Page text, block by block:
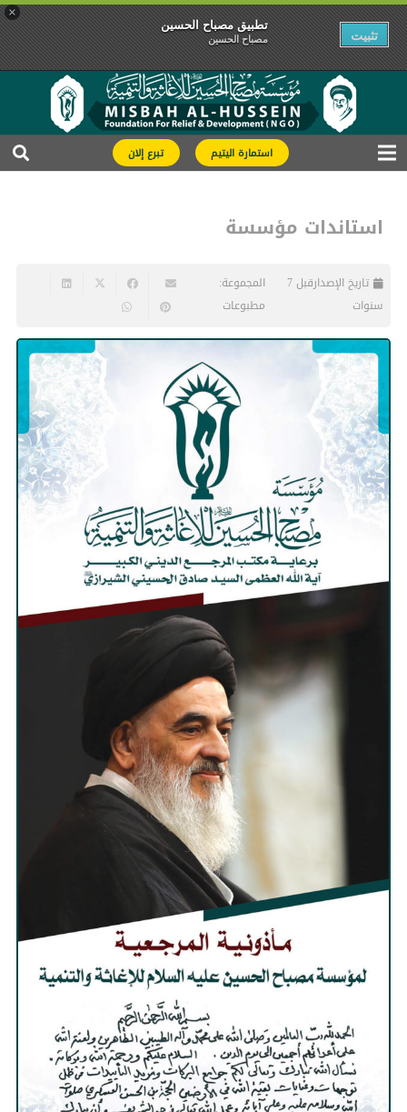
×
تطبیق مصباح الحسین
مصباح الحسین تثبیت
استمارة اليتيم تبرع إلان
استاندات مؤسسة
تاريخ الإصدار
قبل 7
سنوات
المجموعة:
مطبوعات